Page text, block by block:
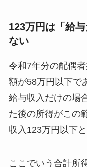
123万円は「給
ない
令和7年分の配偶
額が58万円以下で
給与収入だけの場
た後の所得がこの
収入123万円以下
ここでいう合計所